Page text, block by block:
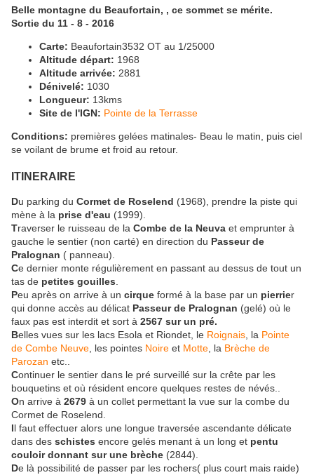
Belle montagne du Beaufortain, , ce sommet se mérite.
Sortie du 11 - 8 - 2016
Carte: Beaufortain3532 OT au 1/25000
Altitude départ: 1968
Altitude arrivée: 2881
Dénivelé: 1030
Longueur: 13kms
Site de l'IGN: Pointe de la Terrasse
Conditions: premières gelées matinales- Beau le matin, puis ciel
se voilant de brume et froid au retour.
ITINERAIRE
Du parking du Cormet de Roselend (1968), prendre la piste qui
mène à la prise d'eau (1999).
Traverser le ruisseau de la Combe de la Neuva et emprunter à
gauche le sentier (non carté) en direction du Passeur de
Pralognan ( panneau).
Ce dernier monte régulièrement en passant au dessus de tout un
tas de petites gouilles
Peu après on arrive à un cirque formé à la base par un pierrier
qui donne accès au délicat Passeur de Pralognan (gelé) où le
faux pas est interdit et sort à 2567 sur un pré.
Belles vues sur les lacs Esola et Riondet, le Roignais , la Pointe
de Combe Neuve , les pointes Noire et Motte , la Brèche de
Parozan etc..
Continuer le sentier dans le pré surveillé sur la crête par les
bouquetins et où résident encore quelques restes de névés..
On arrive à 2679 à un collet permettant la vue sur la combe du
Cormet de Roselend.
Il faut effectuer alors une longue traversée ascendante délicate
dans des schistes encore gelés menant à un long et pentu
couloir donnant sur une brèche (2844).
De là possibilité de passer par les rochers( plus court mais raide)